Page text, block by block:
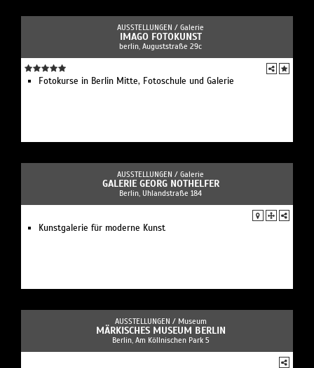
AUSSTELLUNGEN / Galerie
IMAGO FOTOKUNST
berlin, Auguststraße 29c
Fotokurse in Berlin Mitte, Fotoschule und Galerie
AUSSTELLUNGEN / Galerie
GALERIE GEORG NOTHELFER
Berlin, Uhlandstraße 184
Kunstgalerie für moderne Kunst
AUSSTELLUNGEN / Museum
MÄRKISCHES MUSEUM BERLIN
Berlin, Am Köllnischen Park 5